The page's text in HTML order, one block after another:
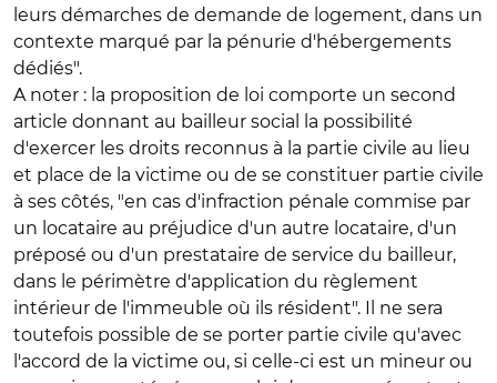
leurs démarches de demande de logement, dans un
contexte marqué par la pénurie d'hébergements
dédiés".
A noter : la proposition de loi comporte un second
article donnant au bailleur social la possibilité
d'exercer les droits reconnus à la partie civile au lieu
et place de la victime ou de se constituer partie civile
à ses côtés, "en cas d'infraction pénale commise par
un locataire au préjudice d'un autre locataire, d'un
préposé ou d'un prestataire de service du bailleur,
dans le périmètre d'application du règlement
intérieur de l'immeuble où ils résident". Il ne sera
toutefois possible de se porter partie civile qu'avec
l'accord de la victime ou, si celle-ci est un mineur ou